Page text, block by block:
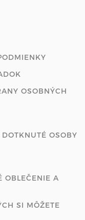
OSOBNÝCH
OSOBY
OBLEČENIE A
SI MÔŽETE